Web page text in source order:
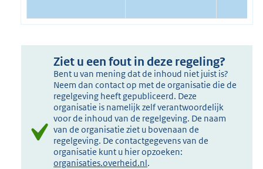
Ziet u een fout in deze regeling?
Bent u van mening dat de inhoud niet juist is?
Neem dan contact op met de organisatie die de
regelgeving heeft gepubliceerd. Deze
organisatie is namelijk zelf verantwoordelijk
voor de inhoud van de regelgeving. De naam
van de organisatie ziet u bovenaan de
regelgeving. De contactgegevens van de
organisatie kunt u hier opzoeken:
organisaties.overheid.nl.